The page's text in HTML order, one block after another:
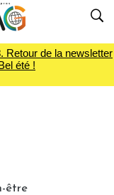
Retour de la newsletter
été !
être